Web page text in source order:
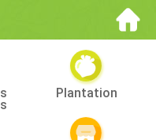
Plantation